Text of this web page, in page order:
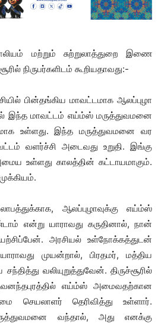
மற்றும் சுற்றுலாத்துறை இணை
நிருபர்களிடம் கூறியதாவது:-
பின்தங்கிய மாவட்டமாக ஆலப்புழா
இந்த மாவட்டம் எய்ம்ஸ் மருத்துவமனை
உள்ளது. இந்த மருத்துவமனை வர
வளர்ச்சி அடைவது உறுதி. இங்கு
உள்ளது காலத்தின் கட்டாயமாகும்.
ஆலப்புழாவுக்கு எய்ம்ஸ்
என்று யாராவது கருதினால், நான்
அரசியல் உள்நோக்கத்துடன்
முயன்றால், பிரதமர், மத்திய
வலியுறுத்துவேன். திருச்சூரில்
எய்ம்ஸ் அமைவதற்கான
செயலாளர் தெரிவித்து உள்ளார்.
வந்தால், அது எனக்கு